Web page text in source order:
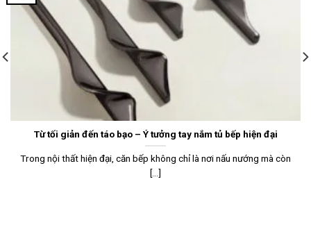
Từ tối giản đến táo bạo – Ý tưởng tay nắm tủ bếp hiện đại
Trong nội thất hiện đại, căn bếp không chỉ là nơi nấu nướng mà còn
[...]